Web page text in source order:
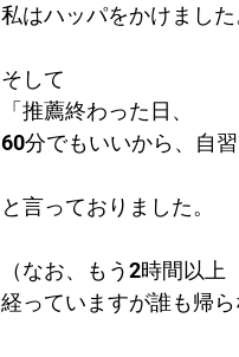
私はハッパをかけました
そして
「推薦終わった日、
60分でもいいから、自習
と言っておりました。
（なお、もう2時間以上
経っていますが誰も帰ら